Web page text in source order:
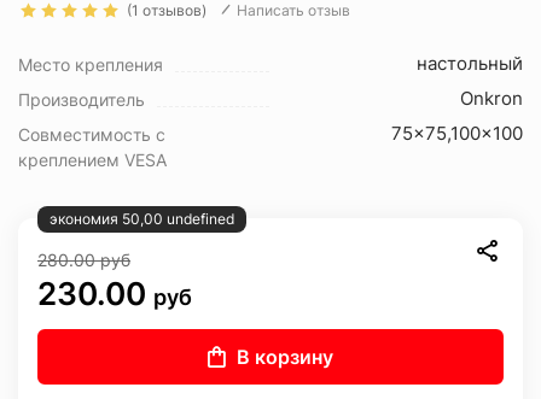
(1 отзывов) Написать отзыв
Место крепления настольный
Производитель Onkron
Совместимость с
креплением VESA
75x75,100x100
экономия 50,00 undefined
280.00руб
230.00 руб
В корзину